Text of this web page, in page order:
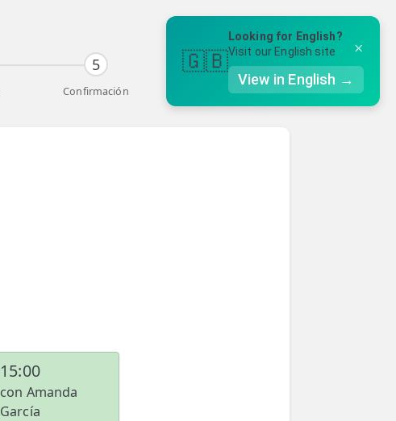
5
Confirmación
15:00
con Amanda
García
×
🇬🇧
Looking for English?
Visit our English site
View in English →